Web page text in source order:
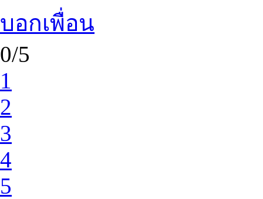
บอกเพื่อน
0/5
1
2
3
4
5